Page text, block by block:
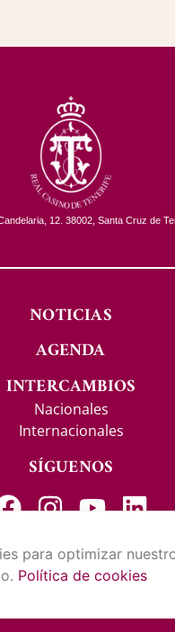
para optimizar
Política de cookies
12. 38002, Santa Cruz de
NOTICIAS
AGENDA
INTERCAMBIOS
Nacionales
Internacionales
SÍGUENOS
SUGERENCIAS
AVISO